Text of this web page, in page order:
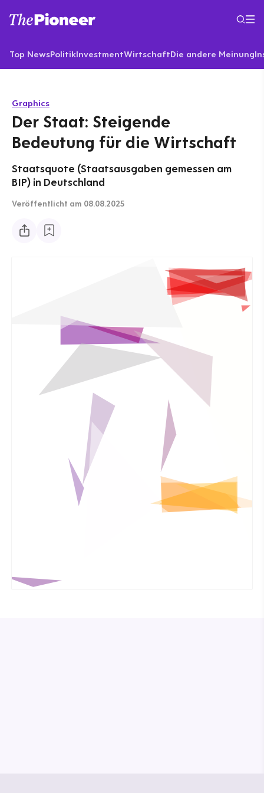
Top NewsPolitikInvestmentWirtschaftDie andere Meinung
Graphics
Der Staat: Steigende
Bedeutung für die Wirtschaft
Staatsquote (Staatsausgaben gemessen am
BIP) in Deutschland
Veröffentlicht am 08.08.2025